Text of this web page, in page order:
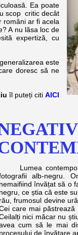
Ea poate
scop critic decât
români ar fi acela
A nu lăsa loc de
expertiză, cu
este
doresc să ne
îl puteți citi AICI
Lumea
alb-negru.
nemaifiind învățat să o
negru, ce știa că este
rău, frumosul devine
care mai
nici măcar nu
cum să le mai
procesului de învățare